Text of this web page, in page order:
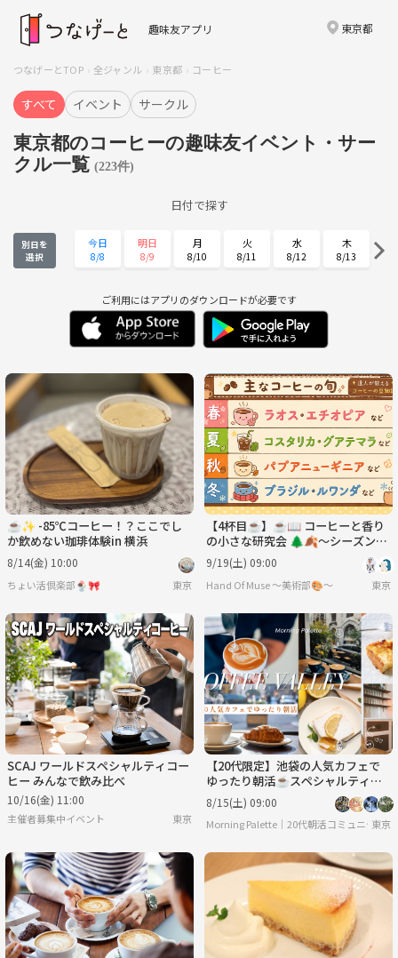
趣味友アプリ 東京都
つなげーとTOP 全ジャンル 東京都 コーヒー
すべて イベント サークル
東京都のコーヒーの趣味友イベント・サー
クル一覧 (223件)
日付で探す
別日を
選択
今日
8/8
明日
8/9
月
8/10
火
8/11
水
8/12
木
8/13
8/14 8/15 8/16 8/17 8/18
木
8/20
金
8/21
日
8/23
月
8/24
8/27 8/28 8/29 8/30 8/31
火
9/1
水
9/2
木
9/3
金
9/4
土
9/5
日
9/6
ご利用にはアプリのダウンロードが必要です
☕✨ -85℃コーヒー！？ここでし
か飲めない珈琲体験in 横浜
8/14(金) 10:00
ちょい活倶楽部🍨🎀 東京
【4杯目☕️】☕📖 コーヒーと香り
の小さな研究会 🌲🍂〜シーズン豆
をみんなで飲み比べ〜
9/19(土) 09:00
Hand Of Muse 〜美術部🎨〜 東京
SCAJ ワールドスペシャルティコー
ヒー みんなで飲み比べ
10/16(金) 11:00
主催者募集中イベント 東京
【20代限定】池袋の人気カフェで
ゆったり朝活☕️スペシャルティコ
ーヒーを楽しむ休日
8/15(土) 09:00
Morning Palette｜20代朝活コミュニティ🎨
東京